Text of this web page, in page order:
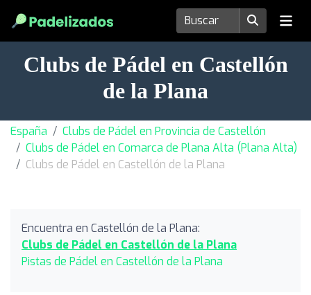
Clubs de Pádel en Castellón
de la Plana
España
Clubs de Pádel en Provincia de Castellón
Clubs de Pádel en Comarca de Plana Alta (Plana Alta)
Clubs de Pádel en Castellón de la Plana
Encuentra en Castellón de la Plana:
Clubs de Pádel en Castellón de la Plana
Pistas de Pádel en Castellón de la Plana